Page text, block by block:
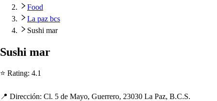
Food
La paz bcs
Sushi mar
Sushi mar
⭐ Rating: 4.1
📍 Dirección: Cl. 5 de Mayo, Guerrero, 23030 La Paz, B.C.S.